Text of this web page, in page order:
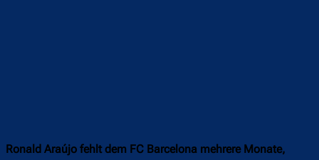
Ronald Araújo fehlt dem FC Barcelona mehrere Monate,